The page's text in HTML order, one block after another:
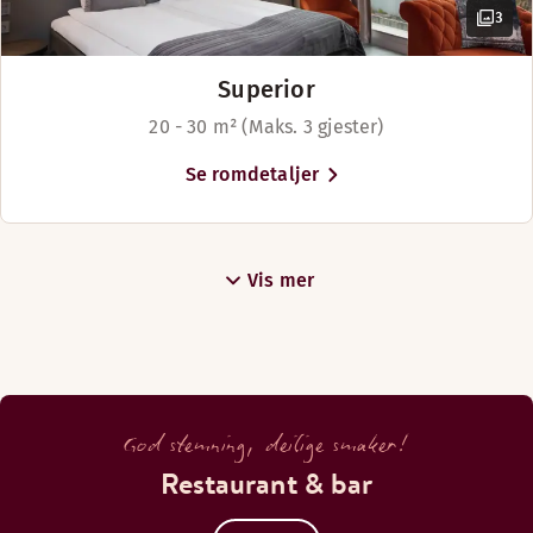
3
Superior
20 - 30 m² (Maks. 3 gjester)
Se romdetaljer
Vis mer
God stemning, deilige smaker!
Restaurant & bar